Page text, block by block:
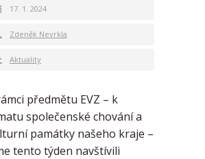
17. 1. 2024
Zdeněk Nevrkla
Aktuality
předmětu EVZ – k
společenské chování a
památky našeho kraje –
tento týden navštívili